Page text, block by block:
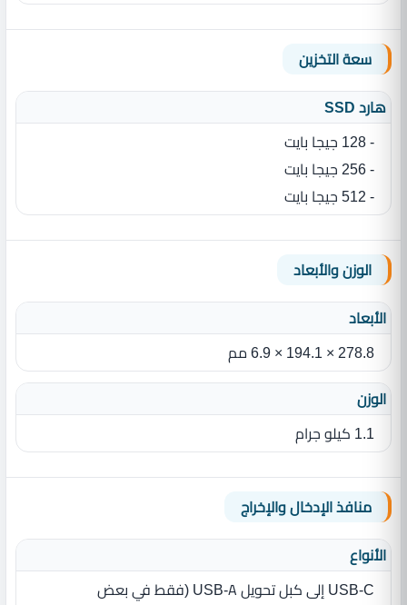
سعة التخزين
هارد SSD
- 128 جيجا بايت
- 256 جيجا بايت
- 512 جيجا بايت
الوزن والأبعاد
الأبعاد
278.8 × 194.1 × 6.9 مم
الوزن
‎1.1 كيلو جرام
منافذ الإدخال والإخراج
الأنواع
USB-C إلى كبل تحويل USB-A (فقط في بعض